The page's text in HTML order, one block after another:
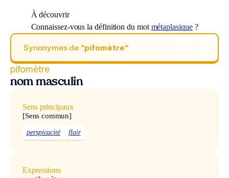
À découvrir
Connaissez-vous la définition du mot métaplasique?
Synonymes de “pifomètre“
pifomètre
nom masculin
Sens principaux
[Sens commun]
perspicacité flair
Expressions